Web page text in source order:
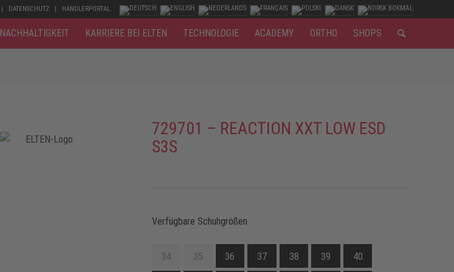
DATENSCHUTZ HÄNDLERPORTAL
NACHHALTIGKEIT KARRIERE BEI ELTEN TECHNOLOGIE ACADEMY ORTHO SHOPS
729701 – REACTION XXT LOW ESD
S3S
Verfügbare Schuhgrößen
34 35 36 37 38 39 40